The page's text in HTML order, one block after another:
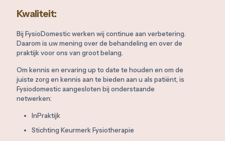
Kwaliteit:
Bij FysioDomestic werken wij continue aan verbetering.
Daarom is uw mening over de behandeling en over de
praktijk voor ons van groot belang.
Om kennis en ervaring up to date te houden en om de
juiste zorg en kennis aan te bieden aan u als patiënt, is
Fysiodomestic aangesloten bij onderstaande
netwerken:
InPraktijk
Stichting Keurmerk Fysiotherapie